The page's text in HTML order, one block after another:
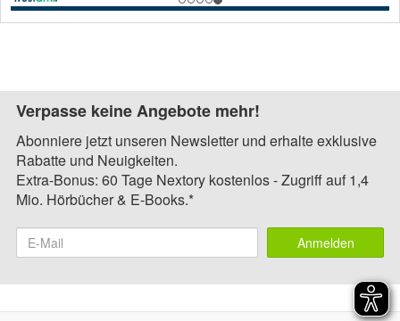
Verpasse keine Angebote mehr!
Abonniere jetzt unseren Newsletter und erhalte exklusive
Rabatte und Neuigkeiten.
Extra-Bonus: 60 Tage Nextory kostenlos - Zugriff auf 1,4
Mio. Hörbücher & E-Books.*
Anmelden